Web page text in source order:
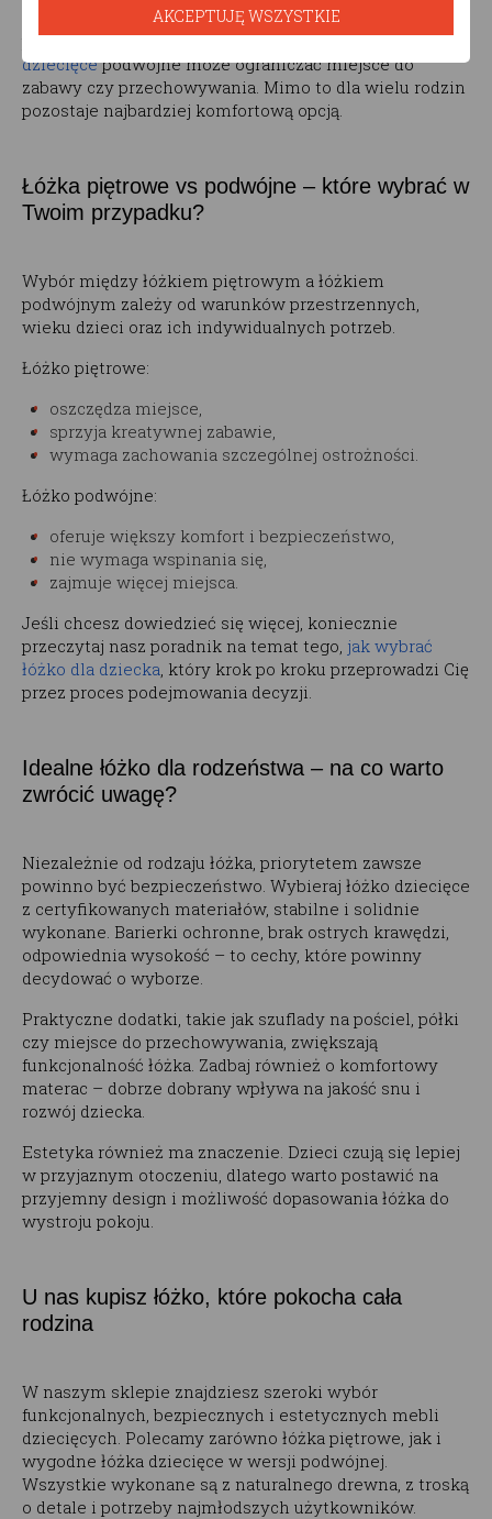
Do wad można zaliczyć większe zapotrzebowanie na
przestrzeń. W mniejszych pokojachłóżko
dziecięcepodwójne może ograniczać miejsce do
zabawy czy przechowywania. Mimo to dla wielu rodzin
pozostaje najbardziej komfortową opcją.
Łóżka piętrowe vs podwójne – które wybrać w
Twoim przypadku?
Wybór między łóżkiem piętrowym a łóżkiem
podwójnym zależy od warunków przestrzennych,
wieku dzieci oraz ich indywidualnych potrzeb.
Łóżko piętrowe:
oszczędza miejsce,
sprzyja kreatywnej zabawie,
wymaga zachowania szczególnej ostrożności.
Łóżko podwójne:
oferuje większy komfort i bezpieczeństwo,
nie wymaga wspinania się,
zajmuje więcej miejsca.
Jeśli chcesz dowiedzieć się więcej, koniecznie
przeczytaj nasz poradnik na temat tego, jak wybrać
łóżko dla dziecka, który krok po kroku przeprowadzi Cię
przez proces podejmowania decyzji.
Idealne łóżko dla rodzeństwa – na co warto
zwrócić uwagę?
Niezależnie od rodzaju łóżka, priorytetem zawsze
powinno być bezpieczeństwo. Wybieraj łóżko dziecięce
z certyfikowanych materiałów, stabilne i solidnie
wykonane. Barierki ochronne, brak ostrych krawędzi,
odpowiednia wysokość – to cechy, które powinny
decydować o wyborze.
Praktyczne dodatki, takie jak szuflady na pościel, półki
czy miejsce do przechowywania, zwiększają
funkcjonalność łóżka. Zadbaj również o komfortowy
materac – dobrze dobrany wpływa na jakość snu i
rozwój dziecka.
Estetyka również ma znaczenie. Dzieci czują się lepiej
w przyjaznym otoczeniu, dlatego warto postawić na
przyjemny design i możliwość dopasowania łóżka do
wystroju pokoju.
U nas kupisz łóżko, które pokocha cała
rodzina
W naszym sklepie znajdziesz szeroki wybór
funkcjonalnych, bezpiecznych i estetycznych mebli
dziecięcych. Polecamy zarówno łóżka piętrowe, jak i
wygodne łóżka dziecięce w wersji podwójnej.
Wszystkie wykonane są z naturalnego drewna, z troską
o detale i potrzeby najmłodszych użytkowników.
AKCEPTUJĘ WSZYSTKIE